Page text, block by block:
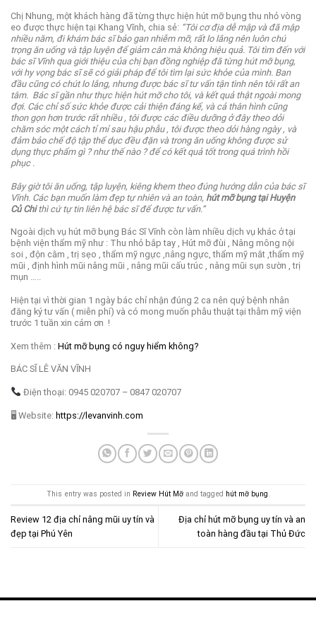
Chị Nhung, một khách hàng đã từng thực hiện hút mỡ bụng thu nhỏ vòng
eo được thực hiện tại Khang Vĩnh, chia sẻ: “Tôi cơ địa dễ mập và đã mập
nhiều năm, đi khám bác sĩ bảo gan nhiễm mỡ, rất lo lắng nên luôn chú
trọng ăn uống và tập luyện để giảm cân mà không hiệu quả. Tôi tìm đến với
bác sĩ Vĩnh qua giới thiệu của chị bạn đồng nghiệp đã từng hút mỡ bụng,
với hy vọng bác sĩ sẽ có giải pháp để tôi tìm lại sức khỏe của mình. Ban
đầu cũng có chút lo lắng, nhưng được bác sĩ tư vấn tận tình nên tôi rất an
tâm. Bác sĩ gần như thực hiện hút mỡ cho tôi, và kết quả thật ngoài mong
đợi. Các chỉ số sức khỏe được cải thiện đáng kể, và cả thân hình cũng
thon gọn hơn trước rất nhiều , tôi được các điều dưỡng ở đây theo dỏi
chăm sóc một cách tỉ mỉ sau hậu phẫu , tôi được theo dỏi hàng ngày , và
đảm bảo chế độ tập thể dục đều đặn và trong ăn uống không được sử
dụng thực phẩm gì ? như thế nào ? để có kết quả tốt trong quá trình hồi
phục .
Bây giờ tôi ăn uống, tập luyện, kiêng khem theo đúng hướng dẫn của bác sĩ
Vĩnh. Các bạn muốn làm đẹp tự nhiên và an toàn, hút mỡ bụng tại Huyện
Củ Chithì cứ tự tin liên hệ bác sĩ để được tư vấn.”
Ngoài dịch vụ hút mỡ bụng Bác Sĩ Vĩnh còn làm nhiều dịch vụ khác ở tại
bệnh viện thẩm mỹ như : Thu nhỏ bắp tay , Hút mỡ đùi , Nâng mông nội
soi , độn cằm , trị sẹo , thẩm mỹ ngực ,nâng ngực, thẩm mỹ mắt ,thẩm mỹ
mũi , định hình mũi nâng mũi , nâng mũi cấu trúc , nâng mũi sụn sườn , trị
mụn …..
Hiện tại vì thời gian 1 ngày bác chỉ nhận đúng 2 ca nên quý bệnh nhân
đăng ký tư vấn ( miễn phí) và có mong muốn phẫu thuật tại thẫm mỹ viện
trước 1 tuần xin cảm ơn !
Xem thêm : Hút mỡ bụng có nguy hiểm không?
BÁC SĨ LÊ VĂN VĨNH
Điện thoại: 0945 020707 – 0847 020707
🖥 Website: https://levanvinh.com
This entry was posted in Review Hút Mỡand tagged hút mỡ bụng.
Review 12 địa chỉ nâng mũi uy tín và
đẹp tại Phú Yên
Địa chỉ hút mỡ bụng uy tín và an
toàn hàng đầu tại Thủ Đức